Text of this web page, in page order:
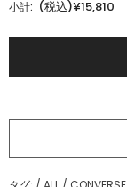
小計: (税込)¥15,810